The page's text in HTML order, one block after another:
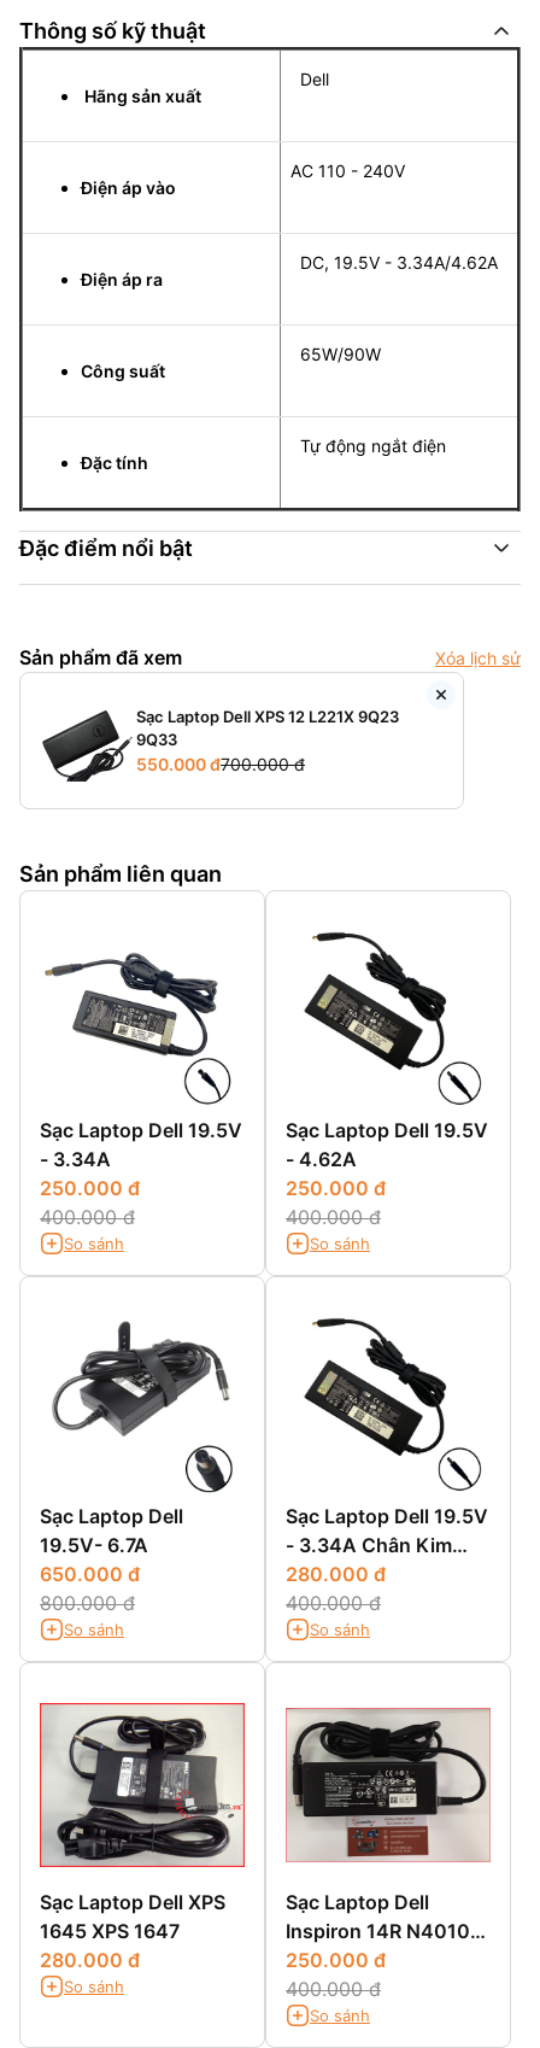
Thông số kỹ thuật
Hãng sản xuất
Dell
Điện áp vào
AC 110 - 240V
Điện áp ra
DC, 19.5V - 3.34A/4.62A
Công suất
65W/90W
Đặc tính
Tự động ngắt điện
Đặc điểm nổi bật
Sản phẩm đã xem Xóa lịch sử
Sạc Laptop Dell XPS 12 L221X 9Q23
9Q33
550.000 đ700.000 đ
Sản phẩm liên quan
Sạc Laptop Dell 19.5V
- 3.34A
250.000 đ
400.000 đ
So sánh
Sạc Laptop Dell 19.5V
- 4.62A
250.000 đ
400.000 đ
So sánh
Sạc Laptop Dell
19.5V- 6.7A
650.000 đ
800.000 đ
So sánh
Sạc Laptop Dell 19.5V
- 3.34A Chân Kim
Nhỏ
280.000 đ
400.000 đ
So sánh
Sạc Laptop Dell XPS
1645 XPS 1647
280.000 đ
So sánh
Sạc Laptop Dell
Inspiron 14R N4010
14R N4110 14R 5420
250.000 đ
400.000 đ
So sánh